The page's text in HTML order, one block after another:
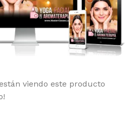
viendo este producto